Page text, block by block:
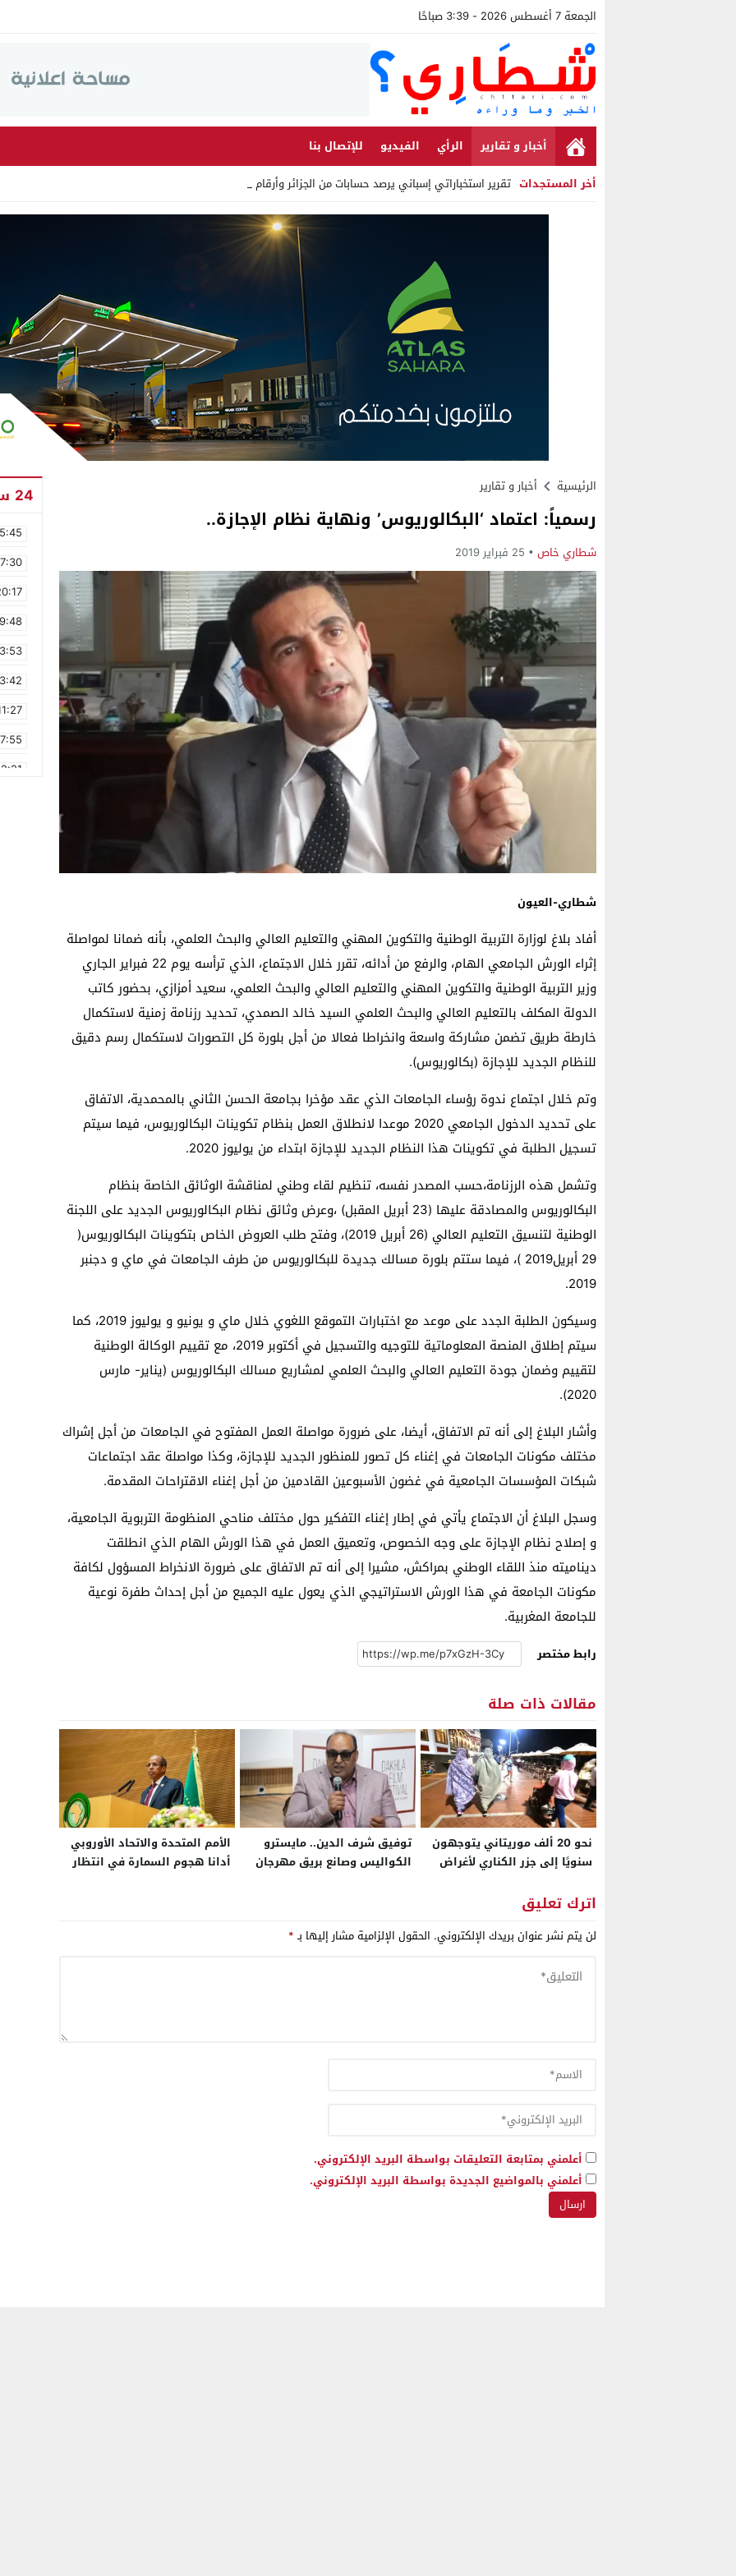
الجمعة 7 أغسطس 2026 - 3:39 صباحًا
أخبار و تقارير الرأي الفيديو
للإتصال بنا
أخر المستجدات تقرير استخباراتي إسباني يرصد حسابات من الجزائر وأرقاما بـ”213+” _
Stop
الرئيسية أخبار و تقارير
رسمياً: اعتماد ‘البكالوريوس’ ونهاية نظام الإجازة..
شطاري خاص 25 فبراير 2019
شطاري-العيون
أفاد بلاغ لوزارة التربية الوطنية والتكوين المهني والتعليم العالي والبحث العلمي، بأنه ضمانا لمواصلة
إثراء الورش الجامعي الهام، والرفع من أدائه، تقرر خلال الاجتماع، الذي ترأسه يوم 22 فبراير الجاري
وزير التربية الوطنية والتكوين المهني والتعليم العالي والبحث العلمي، سعيد أمزازي، بحضور كاتب
الدولة المكلف بالتعليم العالي والبحث العلمي السيد خالد الصمدي، تحديد رزنامة زمنية لاستكمال
خارطة طريق تضمن مشاركة واسعة وانخراطا فعالا من أجل بلورة كل التصورات لاستكمال رسم دقيق
للنظام الجديد للإجازة (بكالوريوس).
وتم خلال اجتماع ندوة رؤساء الجامعات الذي عقد مؤخرا بجامعة الحسن الثاني بالمحمدية، الاتفاق
على تحديد الدخول الجامعي 2020 موعدا لانطلاق العمل بنظام تكوينات البكالوريوس، فيما سيتم
تسجيل الطلبة في تكوينات هذا النظام الجديد للإجازة ابتداء من يوليوز 2020.
وتشمل هذه الرزنامة،حسب المصدر نفسه، تنظيم لقاء وطني لمناقشة الوثائق الخاصة بنظام
البكالوريوس والمصادقة عليها (23 أبريل المقبل) ،وعرض وثائق نظام البكالوريوس الجديد على اللجنة
الوطنية لتنسيق التعليم العالي (26 أبريل 2019)، وفتح طلب العروض الخاص بتكوينات البكالوريوس(
29 أبريل2019 )، فيما ستتم بلورة مسالك جديدة للبكالوريوس من طرف الجامعات في ماي و دجنبر
2019.
وسيكون الطلبة الجدد على موعد مع اختبارات التموقع اللغوي خلال ماي و يونيو و يوليوز 2019، كما
سيتم إطلاق المنصة المعلوماتية للتوجيه والتسجيل في أكتوبر 2019، مع تقييم الوكالة الوطنية
لتقييم وضمان جودة التعليم العالي والبحث العلمي لمشاريع مسالك البكالوريوس (يناير- مارس
2020).
وأشار البلاغ إلى أنه تم الاتفاق، أيضا، على ضرورة مواصلة العمل المفتوح في الجامعات من أجل إشراك
مختلف مكونات الجامعات في إغناء كل تصور للمنظور الجديد للإجازة، وكذا مواصلة عقد اجتماعات
شبكات المؤسسات الجامعية في غضون الأسبوعين القادمين من أجل إغناء الاقتراحات المقدمة.
وسجل البلاغ أن الاجتماع يأتي في إطار إغناء التفكير حول مختلف مناحي المنظومة التربوية الجامعية،
و إصلاح نظام الإجازة على وجه الخصوص، وتعميق العمل في هذا الورش الهام الذي انطلقت
دیناميته منذ اللقاء الوطني بمراكش، مشيرا إلى أنه تم الاتفاق على ضرورة الانخراط المسؤول لكافة
مكونات الجامعة في هذا الورش الاستراتيجي الذي يعول عليه الجميع من أجل إحداث طفرة نوعية
للجامعة المغربية.
رابط مختصر
مقالات ذات صلة
نحو 20 ألف موريتاني يتوجهون
سنويًا إلى جزر الكناري لأغراض
توفيق شرف الدين.. مايسترو
الكواليس وصانع بريق مهرجان
الأمم المتحدة والاتحاد الأوروبي
أدانا هجوم السمارة في انتظار
اترك تعليق
لن يتم نشر عنوان بريدك الإلكتروني. الحقول الإلزامية مشار إليها بـ*
أعلمني بمتابعة التعليقات بواسطة البريد الإلكتروني.
أعلمني بالمواضيع الجديدة بواسطة البريد الإلكتروني.
24 ساعة